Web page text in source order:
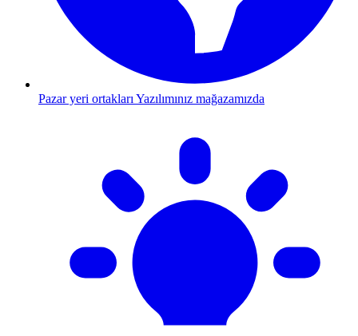
Pazar yeri ortakları Yazılımınız mağazamızda